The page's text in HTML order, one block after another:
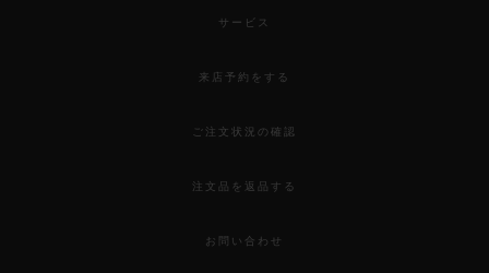
サービス
来店予約をする
ご注文状況の確認
注文品を返品する
お問い合わせ